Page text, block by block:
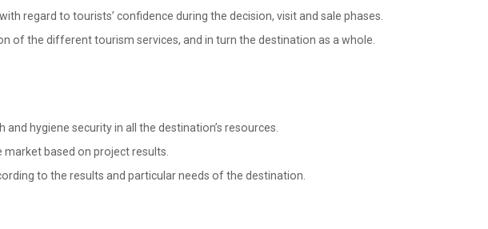
regard to tourists’ confidence during the decision, visit and sale phases.
of the different tourism services, and in turn the destination as a whole.
hygiene security in all the destination’s resources.
based on project results.
to the results and particular needs of the destination.